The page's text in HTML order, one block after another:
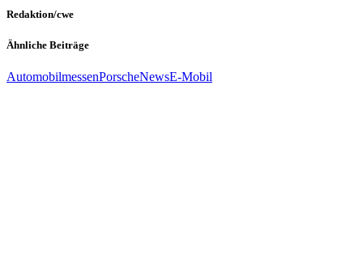
Redaktion/cwe
Ähnliche Beiträge
AutomobilmessenPorscheNewsE-Mobil